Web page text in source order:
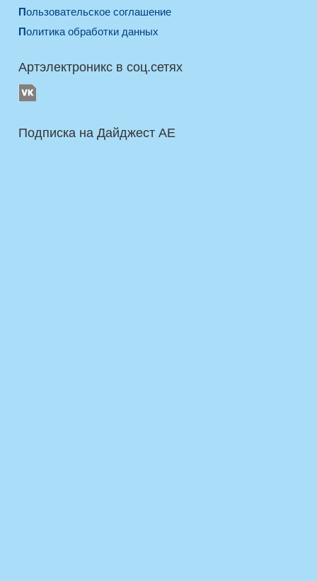
Пользовательское соглашение
Политика обработки данных
Артэлектроникс в соц.сетях
Подписка на Дайджест AE